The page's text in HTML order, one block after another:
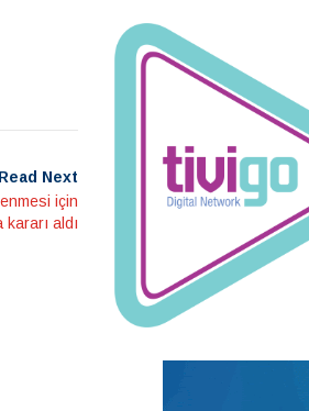
Read Next
için
kararı aldı